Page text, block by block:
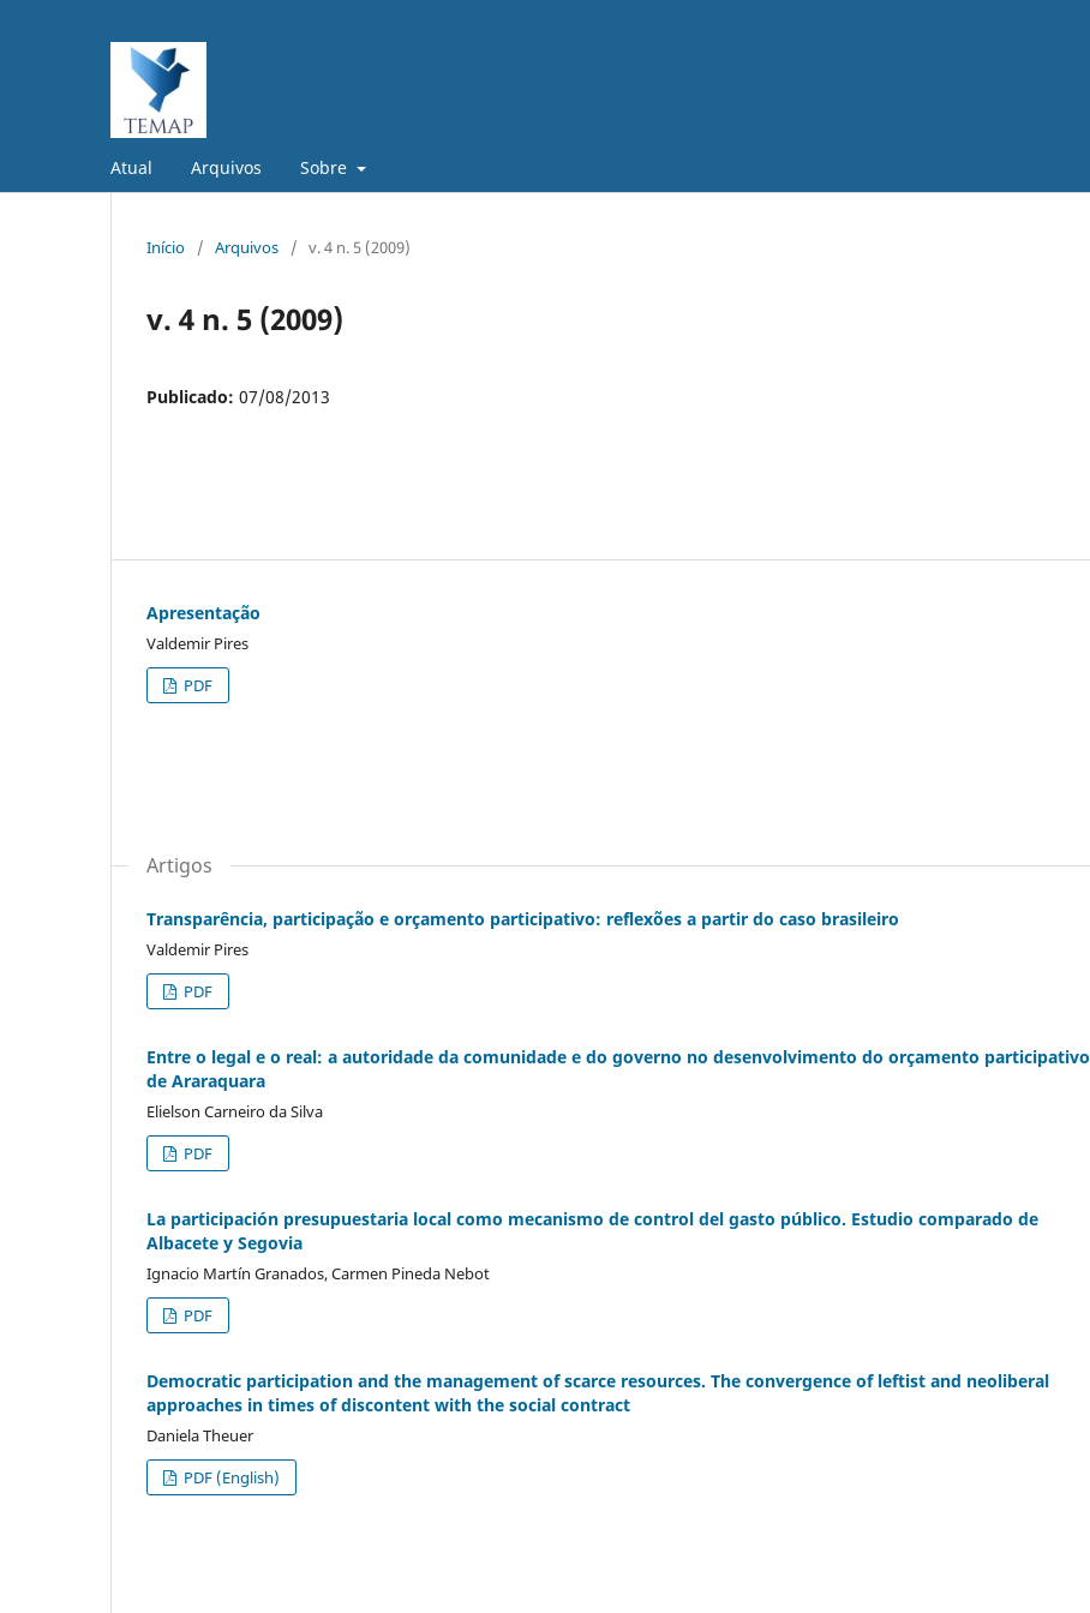
Atual Arquivos Sobre
Início / Arquivos / v. 4 n. 5 (2009)
v. 4 n. 5 (2009)
Publicado: 07/08/2013
Apresentação
Valdemir Pires
PDF
Artigos
Transparência, participação e orçamento participativo: reflexões a partir do caso brasileiro
Valdemir Pires
PDF
Entre o legal e o real: a autoridade da comunidade e do governo no desenvolvimento do orçamento participativo
de Araraquara
Elielson Carneiro da Silva
PDF
La participación presupuestaria local como mecanismo de control del gasto público. Estudio comparado de
Albacete y Segovia
Ignacio Martín Granados, Carmen Pineda Nebot
PDF
Democratic participation and the management of scarce resources. The convergence of leftist and neoliberal
approaches in times of discontent with the social contract
Daniela Theuer
PDF (English)